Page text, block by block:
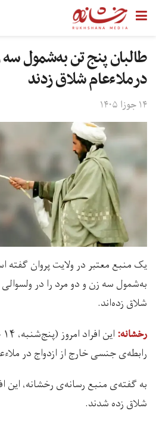
طالبان پنج تن به‌شمول سه
درملاءعام شلاق زدند
۱۴ جوزا ۱۴۰۵
یک منبع معتبر در ولایت پروان گفته‌
به‌شمول سه زن و دو مرد را در ولسوالی
شلاق زده‌اند.
رخشانه:
رابطه‌ی جنسی خارج از ازدواج در
شلاق زده شدند.